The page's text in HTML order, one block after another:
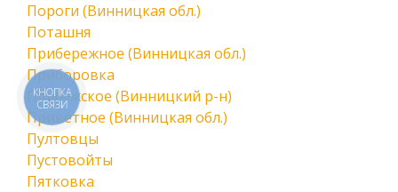
Пороги (Винницкая обл.)
Поташня
Прибережное (Винницкая обл.)
Приборовка
Прибужское (Винницкий р-н)
Приветное (Винницкая обл.)
Пултовцы
Пустовойты
Пятковка
КНОПКА
СВЯЗИ